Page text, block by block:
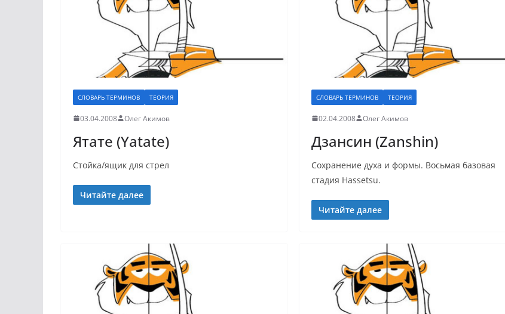
СЛОВАРЬ ТЕРМИНОВ ТЕОРИЯ
03.04.2008 Олег Акимов
Ятате (Yatate)
Стойка/ящик для стрел
Читайте далее
СЛОВАРЬ ТЕРМИНОВ ТЕОРИЯ
02.04.2008 Олег Акимов
Дзансин (Zanshin)
Сохранение духа и формы. Восьмая базовая
стадия Hassetsu.
Читайте далее